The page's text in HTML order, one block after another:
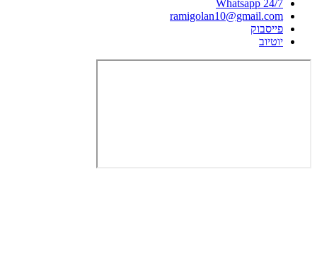
Whatsapp 24/7
ramigolan10@gmail.com
פייסבוק
יוטיוב